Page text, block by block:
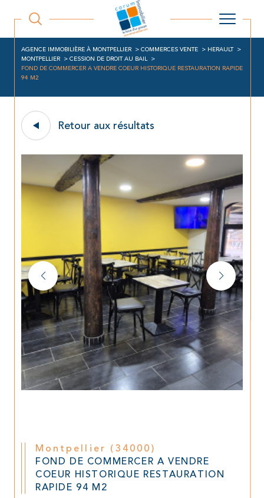
AGENCE IMMOBILIÈRE À MONTPELLIER COMMERCES VENTE
HERAULT
MONTPELLIER
CESSION DE DROIT AU BAIL
FOND DE COMMERCER A VENDRE COEUR HISTORIQUE RESTAURATION RAPIDE
94 M2
Retour aux résultats
Montpellier (34000)
FOND DE COMMERCER A VENDRE
COEUR HISTORIQUE RESTAURATION
RAPIDE 94 M2